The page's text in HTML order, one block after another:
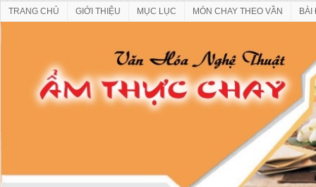
TRANG CHỦ GIỚI THIỆU MỤC LỤC MÓN CHAY THEO VẦN BÀI